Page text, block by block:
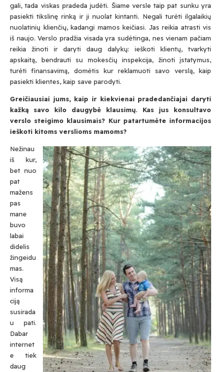
gali, tada viskas pradeda judėti. Šiame versle taip pat sunku yra
pasiekti tikslinę rinką ir ji nuolat kintanti. Negali turėti ilgalaikių
nuolatinių klienčių, kadangi mamos keičiasi. Jas reikia atrasti vis
iš naujo. Verslo pradžia visada yra sudėtinga, nes vienam pačiam
reikia žinoti ir daryti daug dalykų: ieškoti klientų, tvarkyti
apskaitą, bendrauti su mokesčių inspekcija, žinoti įstatymus,
turėti finansavimą, domėtis kur reklamuoti savo verslą, kaip
pasiekti klientes, kaip save parodyti.
Greičiausiai jums, kaip ir kiekvienai pradedančiajai daryti
kažką savo kilo daugybė klausimų. Kas jus konsultavo
verslo steigimo klausimais? Kur patartumėte informacijos
ieškoti kitoms verslioms mamoms?
Nežinau
iš kur,
bet nuo
pat
mažens
pas
mane
buvo
labai
didelis
žingeidu
mas.
Visą
informa
ciją
susirada
u pati.
Dabar
internet
e tiek
daug